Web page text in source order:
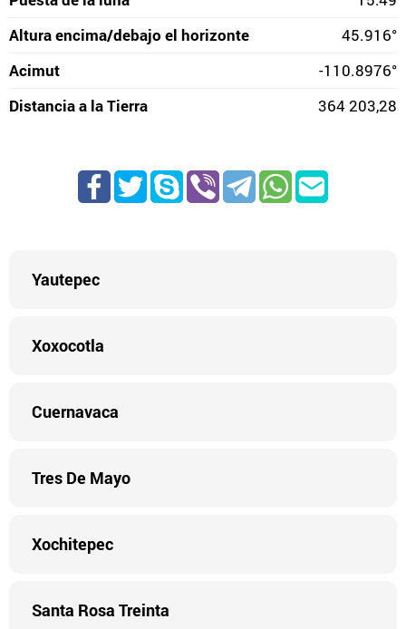
Altura encima/debajo el horizonte
45.916°
Acimut
-110.8976°
Distancia a la Tierra
364 203,28
Yautepec
Xoxocotla
Cuernavaca
Tres De Mayo
Xochitepec
Santa Rosa Treinta